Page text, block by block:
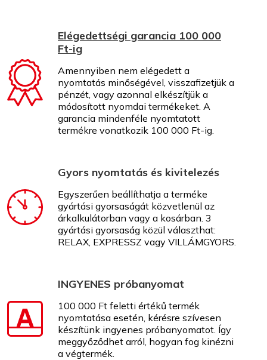
Elégedettségi garancia 100 000
Ft-ig
Amennyiben nem elégedett a
nyomtatás minőségével, visszafizetjük a
pénzét, vagy azonnal elkészítjük a
módosított nyomdai termékeket. A
garancia mindenféle nyomtatott
termékre vonatkozik 100 000 Ft-ig.
Gyors nyomtatás és kivitelezés
Egyszerűen beállíthatja a terméke
gyártási gyorsaságát közvetlenül az
árkalkulátorban vagy a kosárban. 3
gyártási gyorsaság közül választhat:
RELAX, EXPRESSZ vagy VILLÁMGYORS.
INGYENES próbanyomat
100 000 Ft feletti értékű termék
nyomtatása esetén, kérésre szívesen
készítünk ingyenes próbanyomatot. Így
meggyőződhet arról, hogyan fog kinézni
a végtermék.